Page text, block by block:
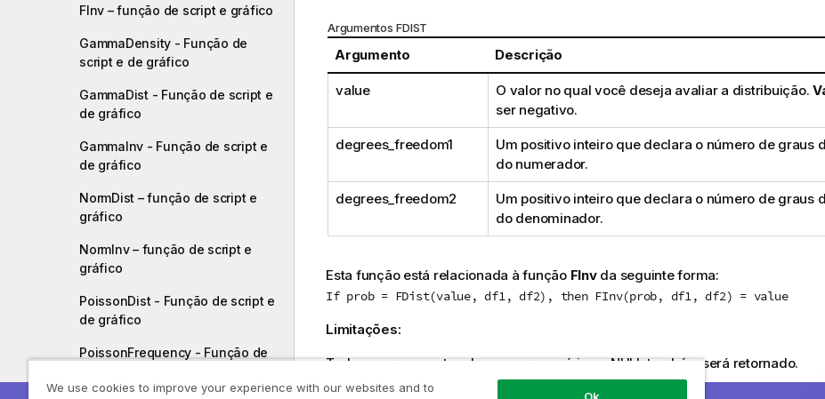
FInv – função de script e gráfico
GammaDensity - Função de
script e de gráfico
GammaDist - Função de script e
de gráfico
GammaInv - Função de script e
de gráfico
NormDist – função de script e
gráfico
NormInv – função de script e
gráfico
PoissonDist - Função de script e
de gráfico
PoissonFrequency - Função de
Argumentos FDIST
Argumento Descrição
value O valor no qual você deseja avaliar a distribuição.
ser negativo.
degrees_freedom1
Um positivo inteiro que declara o número de graus
do numerador.
degrees_freedom2
Um positivo inteiro que declara o número de graus
do denominador.
Esta função está relacionada à função FInvda seguinte forma:
If prob = FDist(value, df1, df2), then FInv(prob, df1, df2) = value
Limitações:
Todos os argumentos devem ser numéricos,NULLtambém será retornado.
We use cookies to improve your experience with our websites and to